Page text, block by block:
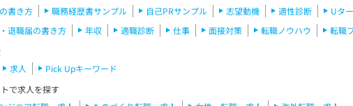
書き方
職務経歴書サンプル 自己PRサンプル 志望動機 適性診断
Uタ
退職届の書き方
年収 適職診断 仕事 面接対策 転職ノウハウ 転職
求人
Pick Upキーワード
で求人を探す